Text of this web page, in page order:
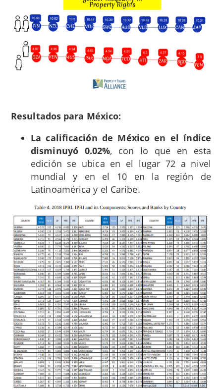
Resultados para México:
La calificación de México en el índice
disminuyó 0.02%, con lo que en esta
edición se ubica en el lugar 72 a nivel
mundial y en el 10 en la región de
Latinoamérica y el Caribe.